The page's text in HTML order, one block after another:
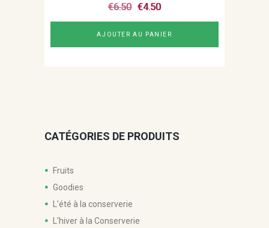
€6.50 Le
initial
était :
€4.50Le
actuel
est :
AJOUTER AU PANIER
CATÉGORIES DE PRODUITS
Fruits
Goodies
L'été à la conserverie
L'hiver à la Conserverie